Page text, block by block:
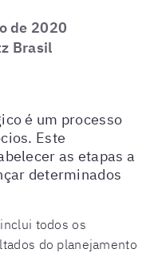
de 2020
Brasil
é um processo
Este
as etapas a
determinados
todos os
do planejamento